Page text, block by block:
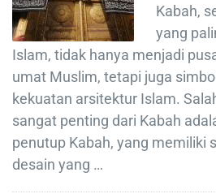
Kabah,
yang
Islam, tidak hanya menjadi
umat Muslim, tetapi juga
kekuatan arsitektur Islam.
sangat penting dari Kabah
penutup Kabah, yang memiliki
desain yang …